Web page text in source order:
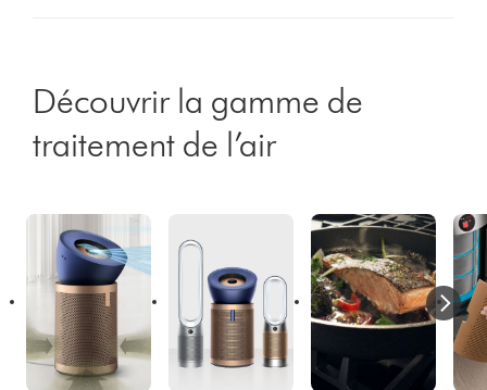
Découvrir la gamme de
traitement de l’air